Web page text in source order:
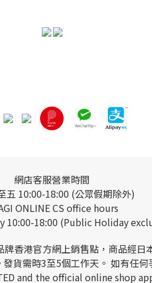
網店客服營業時間
五 10:00-18:00 (公眾假期除外)
ONLINE CS office hours
10:00-18:00 (Public Holiday
香港官方網上銷售點，商品經
貨需時3至5個工作天。 如有任何
and the official online shop